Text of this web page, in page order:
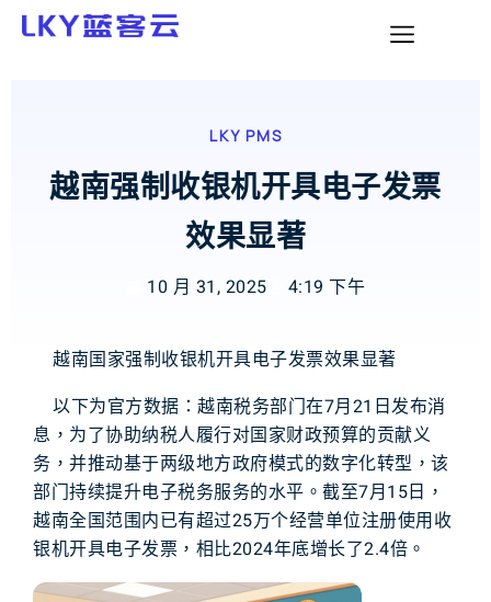
LKY PMS
越南强制收银机开具电子发票
效果显著
10 月 31, 2025 4:19 下午
越南国家强制收银机开具电子发票效果显著
以下为官方数据：越南税务部门在7月21日发布消
息，为了协助纳税人履行对国家财政预算的贡献义
务，并推动基于两级地方政府模式的数字化转型，该
部门持续提升电子税务服务的水平。截至7月15日，
越南全国范围内已有超过25万个经营单位注册使用收
银机开具电子发票，相比2024年底增长了2.4倍。